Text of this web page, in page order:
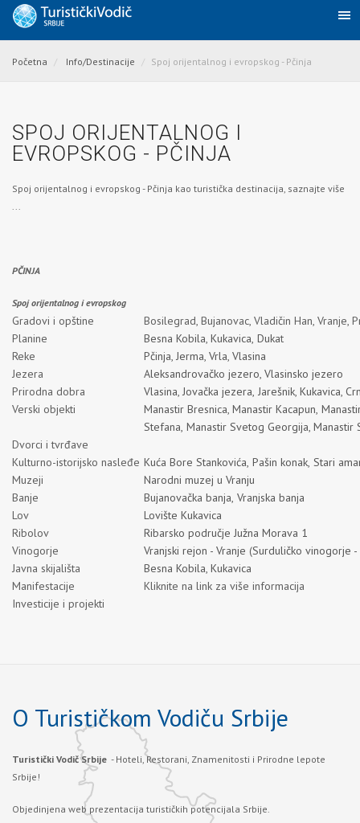
Početna Info/Destinacije Spoj orijentalnog i evropskog - Pčinja
SPOJ ORIJENTALNOG I
EVROPSKOG - PČINJA
Spoj orijentalnog i evropskog - Pčinja kao turistička destinacija, saznajte više
...
Spoj orijentalnog i evropskog
Gradovi i opštine
Bosilegrad, Bujanovac, Vladičin Han, Vranje,
Planine
Besna Kobila, Kukavica, Dukat
Reke
Pčinja, Jerma, Vrla, Vlasina
Jezera
Aleksandrovačko jezero, Vlasinsko jezero
Prirodna dobra
Vlasina, Jovačka jezera, Jarešnik, Kukavica,
Verski objekti
Manastir Bresnica, Manastir Kacapun,
Stefana, Manastir Svetog Georgija, Manastir
Dvorci i tvrđave
Kulturno-istorijsko nasleđe Kuća Bore Stankovića, Pašin konak, Stari
Muzeji
Narodni muzej u Vranju
Banje
Bujanovačka banja, Vranjska banja
Lov
Lovište Kukavica
Ribolov
Ribarsko područje Južna Morava 1
Vinogorje
Vranjski rejon - Vranje (Surduličko vinogorje -
Javna skijališta
Besna Kobila, Kukavica
Manifestacije
Kliknite na link za više informacija
Investicije i projekti
O Turističkom Vodiču Srbije
Turistički Vodič Srbije - Hoteli, Restorani, Znamenitosti i Prirodne lepote
Srbije!
Objedinjena web prezentacija turističkih potencijala Srbije.